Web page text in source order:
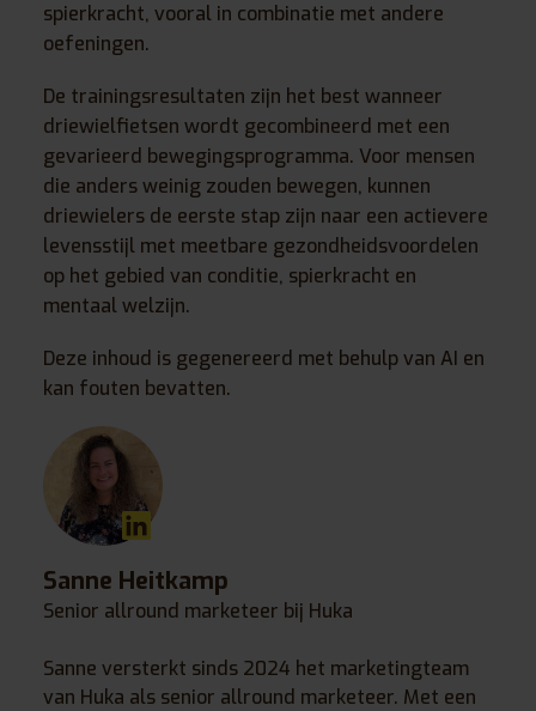
spierkracht, vooral in combinatie met andere
oefeningen.
De trainingsresultaten zijn het best wanneer
driewielfietsen wordt gecombineerd met een
gevarieerd bewegingsprogramma. Voor mensen
die anders weinig zouden bewegen, kunnen
driewielers de eerste stap zijn naar een actievere
levensstijl met meetbare gezondheidsvoordelen
op het gebied van conditie, spierkracht en
mentaal welzijn.
Deze inhoud is gegenereerd met behulp van AI en
kan fouten bevatten.
Sanne Heitkamp
Senior allround marketeer bij Huka
Sanne versterkt sinds 2024 het marketingteam
van Huka als senior allround marketeer. Met een